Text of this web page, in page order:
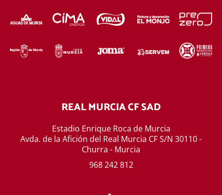
REAL MURCIA CF SAD
Estadio Enrique Roca de Murcia
Avda. de la Afición del Real Murcia CF S/N 30110 -
Churra - Murcia
968 242 812